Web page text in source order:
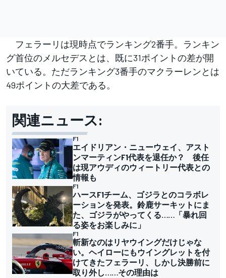
フェラーリは現時点でランキング2番手。ランキン
グ首位のメルセデスとは、既に31ポイントの差が開
いている。ただランキング3番手のマクラーレンとは
49ポイントの大差である。
関連ニュース:
F1
エイドリアン・ニューウェイ、アスト
ンマーティンF1代表を退任か？ 後任
は現アウディのウィートリー代表との
情報も
F1
ハースF1チーム、ゴジラとのコラボレ
ーションを発表。鈴鹿サーキットにま
た、ゴジラがやってくる……「暴れ回
る姿をお楽しみに」
F1
斬新なのはリヤウイングだけじゃな
い。ヘイローにもウイングレットを付
けてきたフェラーリ、しかし決勝前に
取り外し……その理由は